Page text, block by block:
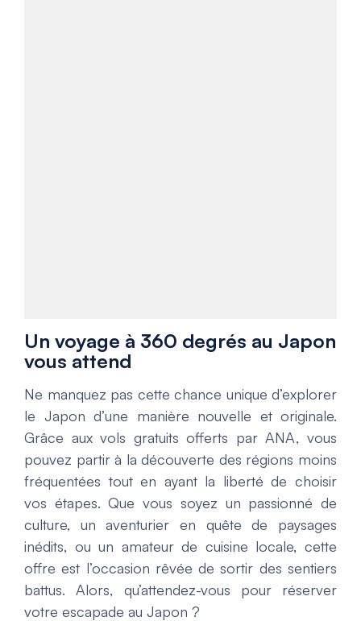
Un voyage à 360 degrés au Japon
vous attend
Ne manquez pas cette chance unique d’explorer
le Japon d’une manière nouvelle et originale.
Grâce aux vols gratuits offerts par ANA, vous
pouvez partir à la découverte des régions moins
fréquentées tout en ayant la liberté de choisir
vos étapes. Que vous soyez un passionné de
culture, un aventurier en quête de paysages
inédits, ou un amateur de cuisine locale, cette
offre est l’occasion rêvée de sortir des sentiers
battus. Alors, qu’attendez-vous pour réserver
votre escapade au Japon ?